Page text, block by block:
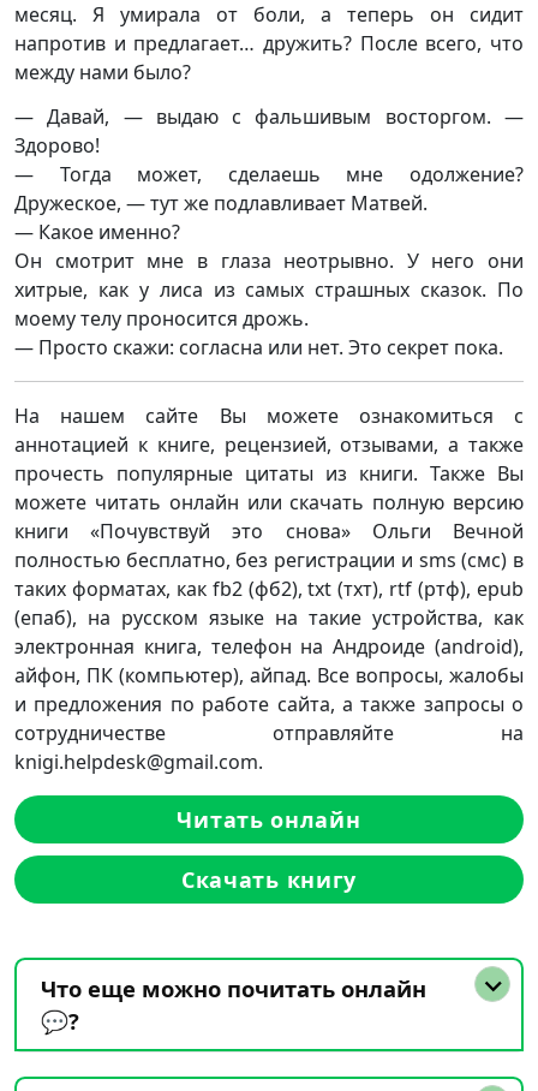
месяц. Я умирала от боли, а теперь он сидит
напротив и предлагает… дружить? После всего, что
между нами было?
— Давай, — выдаю с фальшивым восторгом. —
Здорово!
— Тогда может, сделаешь мне одолжение?
Дружеское, — тут же подлавливает Матвей.
— Какое именно?
Он смотрит мне в глаза неотрывно. У него они
хитрые, как у лиса из самых страшных сказок. По
моему телу проносится дрожь.
— Просто скажи: согласна или нет. Это секрет пока.
На нашем сайте Вы можете ознакомиться с
аннотацией к книге, рецензией, отзывами, а также
прочесть популярные цитаты из книги. Также Вы
можете читать онлайн или скачать полную версию
книги «Почувствуй это снова» Ольги Вечной
полностью бесплатно, без регистрации и sms (смс) в
таких форматах, как fb2 (фб2), txt (тхт), rtf (ртф), epub
(епаб), на русском языке на такие устройства, как
электронная книга, телефон на Андроиде (android),
айфон, ПК (компьютер), айпад. Все вопросы, жалобы
и предложения по работе сайта, а также запросы о
сотрудничестве отправляйте на
knigi.helpdesk@gmail.com.
Читать онлайн
Скачать книгу
Что еще можно почитать онлайн
💬?